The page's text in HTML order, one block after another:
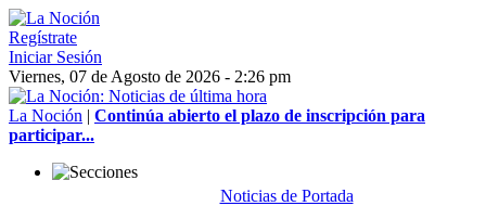
Regístrate
Iniciar Sesión
Viernes, 07 de Agosto de 2026 - 2:26 pm
La Noción | Continúa abierto el plazo de inscripción para
participar...
Noticias de Portada